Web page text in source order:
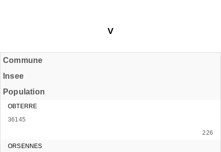
V
Commune
Insee
Population
OBTERRE
36145
226
ORSENNES